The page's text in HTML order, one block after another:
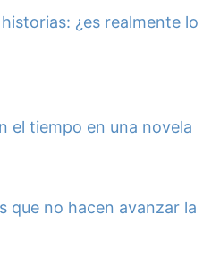
¿es realmente lo
el tiempo en una novela
que no hacen avanzar la